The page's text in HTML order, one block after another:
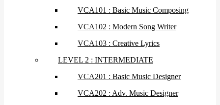
VCA101 : Basic Music Composing
VCA102 : Modern Song Writer
VCA103 : Creative Lyrics
LEVEL 2 : INTERMEDIATE
VCA201 : Basic Music Designer
VCA202 : Adv. Music Designer